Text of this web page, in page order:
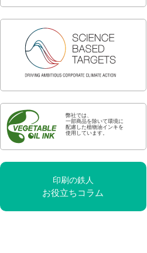
弊社では、
一部商品を除いて環境に
配慮した植物油インキを
使用しています。
印刷の鉄人
お役立ちコラム